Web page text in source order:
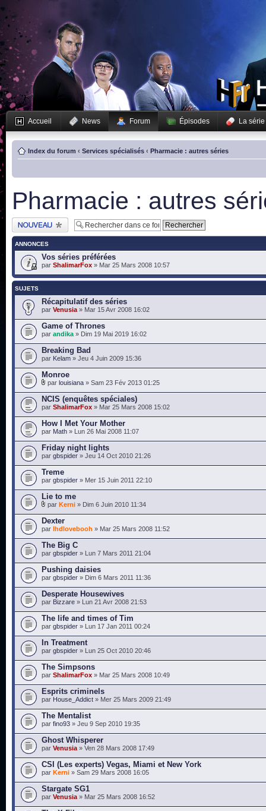
Accueil News Forum Épisodes La série
Index du forum ‹ Services spécialisés ‹ Pharmacie : autres séries
Pharmacie : autres
Publier un nouveau
sujet
ANNONCES
Vos séries préférées
par ShalimarFox » Mar 25 Mars 2008 10:57
SUJETS
Récapitulatif des séries
par Venusia » Mar 15 Avr 2008 16:02
Game of Thrones
par andika » Dim 19 Mai 2019 16:02
Breaking Bad
par Kelam » Jeu 4 Juin 2009 15:36
Monroe
par louisiana » Sam 23 Fév 2013 01:25
NCIS (enquêtes spéciales)
par ShalimarFox » Mar 25 Mars 2008 15:02
How I Met Your Mother
par Math » Lun 26 Mai 2008 11:07
Friday night lights
par gbspider » Jeu 14 Oct 2010 21:26
Treme
par gbspider » Mer 15 Juin 2011 22:10
Lie to me
par Kerni » Dim 6 Juin 2010 11:34
Dexter
par lhdlovebooh » Mar 25 Mars 2008 11:52
The Big C
par gbspider » Lun 7 Mars 2011 21:04
Pushing daisies
par gbspider » Dim 6 Mars 2011 11:36
Desperate Housewives
par Bizzare » Lun 21 Avr 2008 21:53
The life and times of Tim
par gbspider » Lun 17 Jan 2011 00:24
In Treatment
par gbspider » Lun 25 Oct 2010 20:46
The Simpsons
par ShalimarFox » Mar 25 Mars 2008 10:49
Esprits criminels
par House_Addict » Mer 25 Mars 2009 21:49
The Mentalist
par fino93 » Jeu 9 Sep 2010 19:35
Ghost Whisperer
par Venusia » Ven 28 Mars 2008 17:49
CSI (Les experts) Vegas, Miami et New York
par Kerni » Sam 29 Mars 2008 16:05
Stargate SG1
par Venusia » Mar 25 Mars 2008 16:52